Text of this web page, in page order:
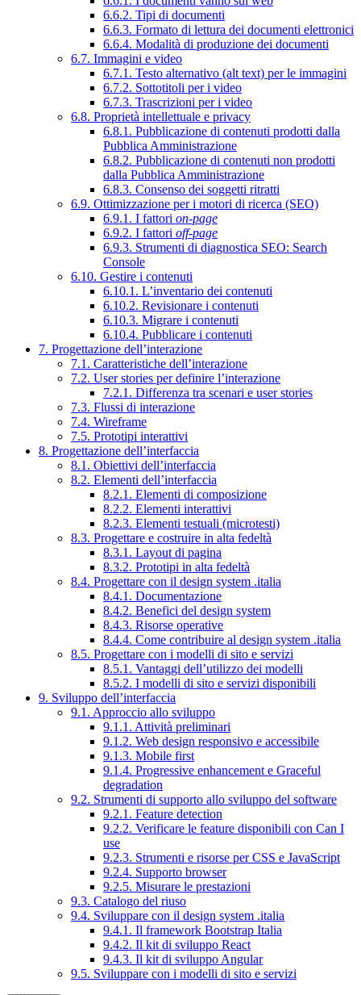
6.6.2. Tipi di documenti
6.6.3. Formato di lettura dei documenti elettronici
6.6.4. Modalità di produzione dei documenti
6.7. Immagini e video
6.7.1. Testo alternativo (alt text) per le immagini
6.7.2. Sottotitoli per i video
6.7.3. Trascrizioni per i video
6.8. Proprietà intellettuale e privacy
6.8.1. Pubblicazione di contenuti prodotti dalla
Pubblica Amministrazione
6.8.2. Pubblicazione di contenuti non prodotti
dalla Pubblica Amministrazione
6.8.3. Consenso dei soggetti ritratti
6.9. Ottimizzazione per i motori di ricerca (SEO)
6.9.1. I fattori on-page
6.9.2. I fattori off-page
6.9.3. Strumenti di diagnostica SEO: Search
Console
6.10. Gestire i contenuti
6.10.1. L’inventario dei contenuti
6.10.2. Revisionare i contenuti
6.10.3. Migrare i contenuti
6.10.4. Pubblicare i contenuti
7. Progettazione dell’interazione
7.1. Caratteristiche dell’interazione
7.2. User stories per definire l’interazione
7.2.1. Differenza tra scenari e user stories
7.3. Flussi di interazione
7.4. Wireframe
7.5. Prototipi interattivi
8. Progettazione dell’interfaccia
8.1. Obiettivi dell’interfaccia
8.2. Elementi dell’interfaccia
8.2.1. Elementi di composizione
8.2.2. Elementi interattivi
8.2.3. Elementi testuali (microtesti)
8.3. Progettare e costruire in alta fedeltà
8.3.1. Layout di pagina
8.3.2. Prototipi in alta fedeltà
8.4. Progettare con il design system .italia
8.4.1. Documentazione
8.4.2. Benefici del design system
8.4.3. Risorse operative
8.4.4. Come contribuire al design system .italia
8.5. Progettare con i modelli di sito e servizi
8.5.1. Vantaggi dell’utilizzo dei modelli
8.5.2. I modelli di sito e servizi disponibili
9. Sviluppo dell’interfaccia
9.1. Approccio allo sviluppo
9.1.1. Attività preliminari
9.1.2. Web design responsivo e accessibile
9.1.3. Mobile first
9.1.4. Progressive enhancement e Graceful
degradation
9.2. Strumenti di supporto allo sviluppo del software
9.2.1. Feature detection
9.2.2. Verificare le feature disponibili con Can I
use
9.2.3. Strumenti e risorse per CSS e JavaScript
9.2.4. Supporto browser
9.2.5. Misurare le prestazioni
9.3. Catalogo del riuso
9.4. Sviluppare con il design system .italia
9.4.1. Il framework Bootstrap Italia
9.4.2. Il kit di sviluppo React
9.4.3. Il kit di sviluppo Angular
9.5. Sviluppare con i modelli di sito e servizi